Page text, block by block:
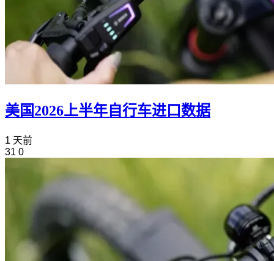
美国2026上半年自行车进口数据
1 天前
31 0